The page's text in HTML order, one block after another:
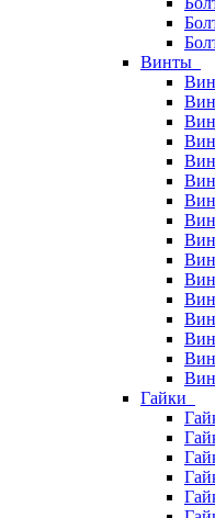
Винты
Гайки